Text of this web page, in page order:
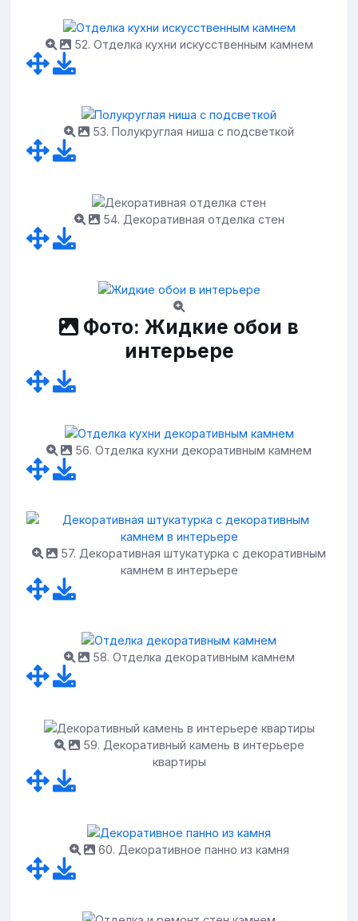
52. Отделка кухни искусственным камнем
53. Полукруглая ниша с подсветкой
54. Декоративная отделка стен
Фото: Жидкие обои в
интерьере
56. Отделка кухни декоративным камнем
57. Декоративная штукатурка с декоративным
камнем в интерьере
58. Отделка декоративным камнем
59. Декоративный камень в интерьере
квартиры
60. Декоративное панно из камня